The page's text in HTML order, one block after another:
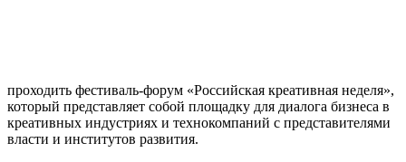
проходить фестиваль-форум «Российская креативная неделя»,
который представляет собой площадку для диалога бизнеса в
креативных индустриях и технокомпаний c представителями
власти и институтов развития.